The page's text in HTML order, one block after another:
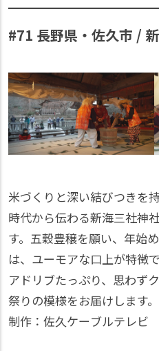
#71 長野県・佐久市 /
米づくりと深い結びつきを
時代から伝わる新海三社神
す。五穀豊穣を願い、年始
は、ユーモアな口上が特徴で
アドリブたっぷり、思わず
祭りの模様をお届けします。
制作：佐久ケーブルテレビ